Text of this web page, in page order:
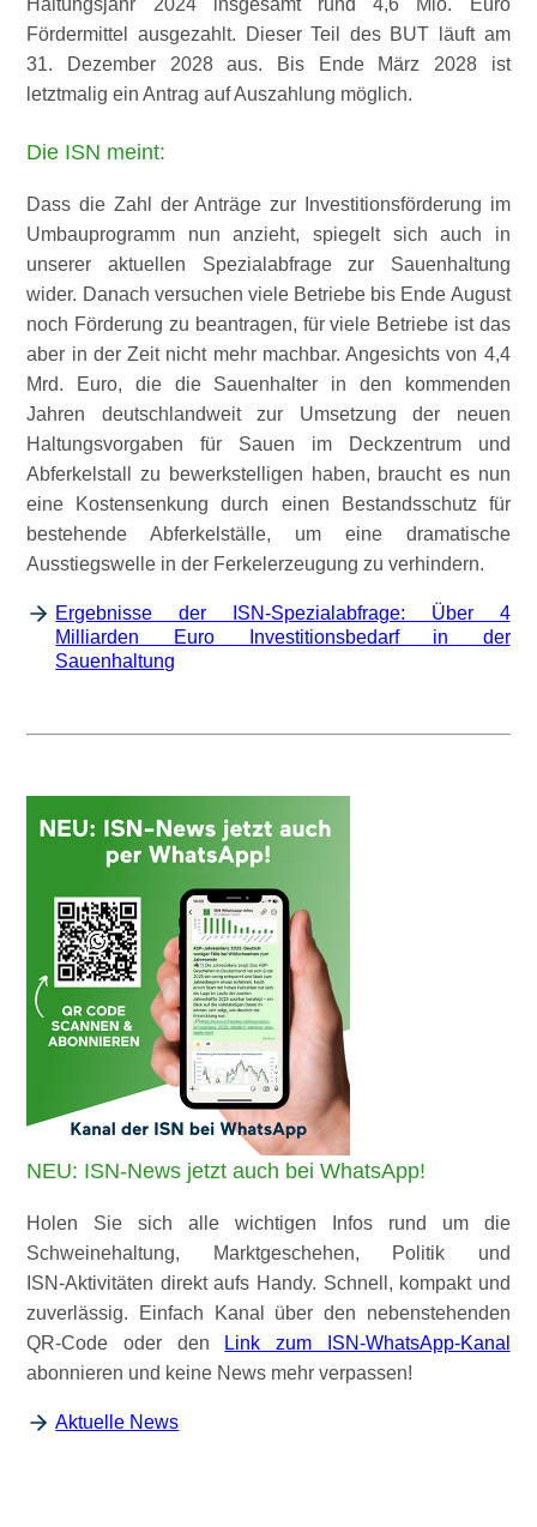
Haltungsjahr 2024 insgesamt rund 4,6 Mio. Euro
Fördermittel ausgezahlt. Dieser Teil des BUT läuft am
31. Dezember 2028 aus. Bis Ende März 2028 ist
letztmalig ein Antrag auf Auszahlung möglich.
Die ISN meint:
Dass die Zahl der Anträge zur Investitionsförderung im
Umbauprogramm nun anzieht, spiegelt sich auch in
unserer aktuellen Spezialabfrage zur Sauenhaltung
wider. Danach versuchen viele Betriebe bis Ende August
noch Förderung zu beantragen, für viele Betriebe ist das
aber in der Zeit nicht mehr machbar. Angesichts von 4,4
Mrd. Euro, die die Sauenhalter in den kommenden
Jahren deutschlandweit zur Umsetzung der neuen
Haltungsvorgaben für Sauen im Deckzentrum und
Abferkelstall zu bewerkstelligen haben, braucht es nun
eine Kostensenkung durch einen Bestandsschutz für
bestehende Abferkelställe, um eine dramatische
Ausstiegswelle in der Ferkelerzeugung zu verhindern.
Ergebnisse der ISN-Spezialabfrage: Über 4
Milliarden Euro Investitionsbedarf in der
Sauenhaltung
NEU: ISN-News jetzt auch bei WhatsApp!
Holen Sie sich alle wichtigen Infos rund um die
Schweinehaltung, Marktgeschehen, Politik und
ISN‑Aktivitäten direkt aufs Handy. Schnell, kompakt und
zuverlässig. Einfach Kanal über den nebenstehenden
QR-Code oder den
Link zum ISN-WhatsApp-Kanal
abonnieren und keine News mehr verpassen!
Aktuelle News